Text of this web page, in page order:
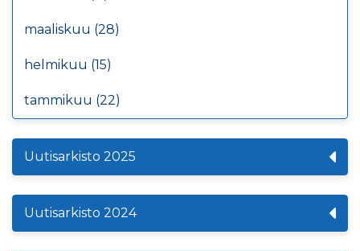
maaliskuu (28)
helmikuu (15)
tammikuu (22)
Uutisarkisto 2025
Uutisarkisto 2024